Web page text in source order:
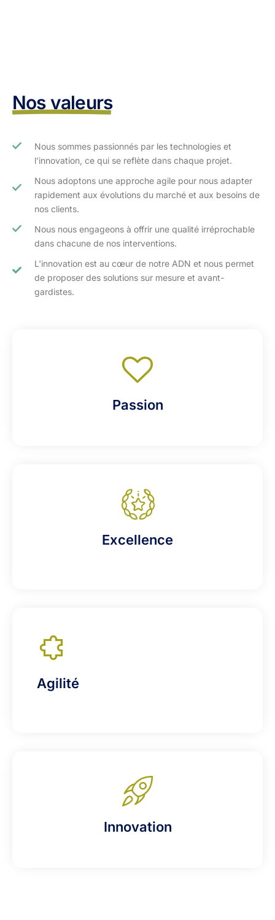
Nos valeurs
Nous sommes passionnés par les technologies et
l’innovation, ce qui se reflète dans chaque projet.
Nous adoptons une approche agile pour nous adapter
rapidement aux évolutions du marché et aux besoins de
nos clients.​
Nous nous engageons à offrir une qualité irréprochable
dans chacune de nos interventions.
L'innovation est au cœur de notre ADN et nous permet
de proposer des solutions sur mesure et avant-
gardistes.
Passion
Excellence
Agilité
Innovation